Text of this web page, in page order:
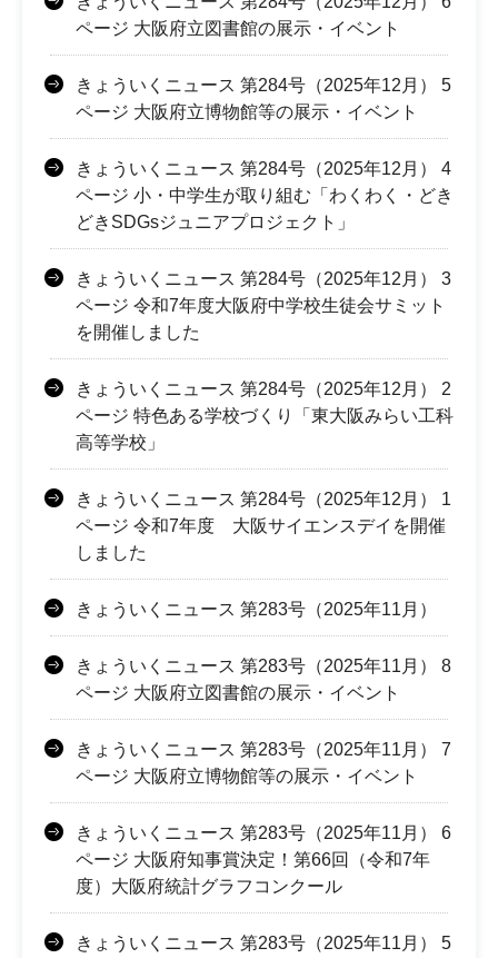
ページ 大阪府立図書館の展示・イベント
きょういくニュース 第284号（2025年12月） 5
ページ 大阪府立博物館等の展示・イベント
きょういくニュース 第284号（2025年12月） 4
ページ 小・中学生が取り組む「わくわく・どき
どきSDGsジュニアプロジェクト」
きょういくニュース 第284号（2025年12月） 3
ページ 令和7年度大阪府中学校生徒会サミット
を開催しました
きょういくニュース 第284号（2025年12月） 2
ページ 特色ある学校づくり「東大阪みらい工科
高等学校」
きょういくニュース 第284号（2025年12月） 1
ページ 令和7年度 大阪サイエンスデイを開催
しました
きょういくニュース 第283号（2025年11月）
きょういくニュース 第283号（2025年11月） 8
ページ 大阪府立図書館の展示・イベント
きょういくニュース 第283号（2025年11月） 7
ページ 大阪府立博物館等の展示・イベント
きょういくニュース 第283号（2025年11月） 6
ページ 大阪府知事賞決定！第66回（令和7年
度）大阪府統計グラフコンクール
きょういくニュース 第283号（2025年11月） 5